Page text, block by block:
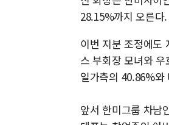
28.15%까지 오른
이번 지분 조정에도
스 부회장 모녀와
일가측의 40.86%
앞서 한미그룹 차남